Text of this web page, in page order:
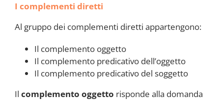
I complementi diretti
Al gruppo dei complementi diretti appartengono:
Il complemento oggetto
Il complemento predicativo dell’oggetto
Il complemento predicativo del soggetto
Il complemento oggetto risponde alla domanda